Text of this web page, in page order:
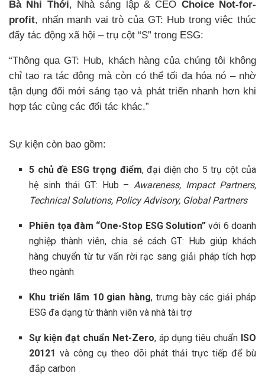
Bà Nhi Thới, Nhà sáng lập & CEO Choice Not-for-
profit, nhấn mạnh vai trò của GT: Hub trong việc thúc
đẩy tác động xã hội – trụ cột “S” trong ESG:
“Thông qua GT: Hub, khách hàng của chúng tôi không
chỉ tạo ra tác động mà còn có thể tối đa hóa nó – nhờ
tận dụng đổi mới sáng tạo và phát triển nhanh hơn khi
hợp tác cùng các đối tác khác.”
Sự kiện còn bao gồm:
5 chủ đề ESG trọng điểm, đại diện cho 5 trụ cột của
hệ sinh thái GT: Hub –Awareness, Impact Partners,
Technical Solutions, Policy Advisory, Global Partners
Phiên tọa đàm “One-Stop ESG Solution”với 6 doanh
nghiệp thành viên, chia sẻ cách GT: Hub giúp khách
hàng chuyển từ tư vấn rời rạc sang giải pháp tích hợp
theo ngành
Khu triển lãm 10 gian hàng, trưng bày các giải pháp
ESG đa dạng từ thành viên và nhà tài trợ
Sự kiện đạt chuẩn Net-Zero, áp dụng tiêu chuẩn ISO
20121 và công cụ theo dõi phát thải trực tiếp để bù
đắp carbon